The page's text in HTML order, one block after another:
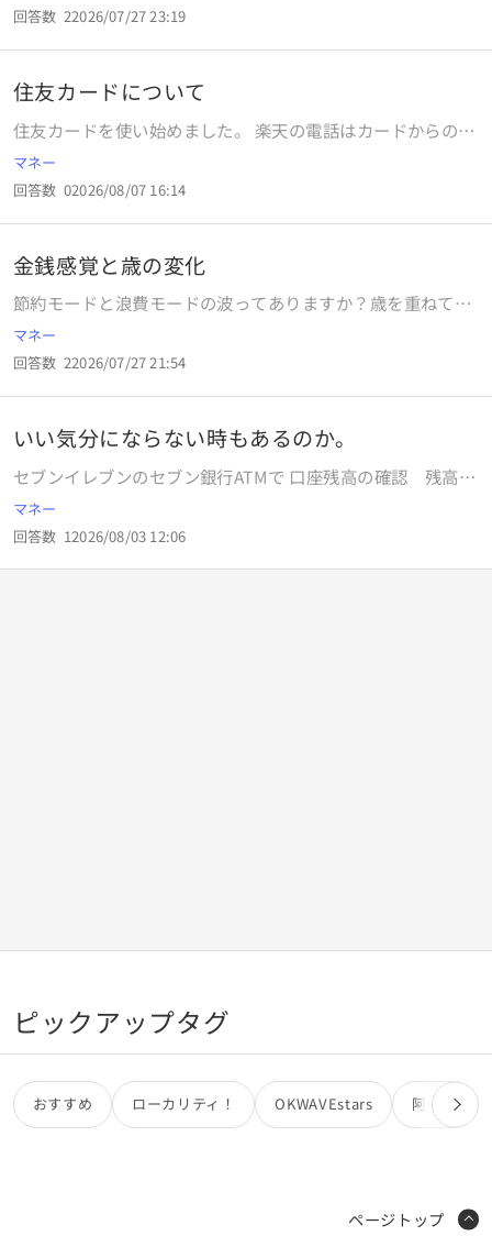
回答数 22026/07/27 23:19
住友カードについて
住友カードを使い始めました。 楽天の電話はカードからの引
き落としとの事。 そこで、住友カードは、年会費いくらで？
引き落とされるか？教えてください。引き落としの メールが
来ましたが中身がわからないので・・？
マネー
回答数 02026/08/07 16:14
金銭感覚と歳の変化
節約モードと浪費モードの波ってありますか？歳を重ねても
金銭感覚がだらしない人はいます（クレクレもされまし
た）。ある程度お金に余裕があって贅沢しても困ってない健
康的な人っていますか？倹約家と何が違うんだろうとは思い
ます。見栄っ張りで不潔な人よりかは、品性もあって羽振り
くバイトしなくても小遣いもらったり恵まれてたんですが反
省してます。バイトしたり家計簿入れてやりくりしてたり不
満持って割のいい夜職してたけど浪費で貯まらなかったりと
か。デートの価値観も変わってきて一緒に自炊したりを楽し
めるようにはなりました。見栄とか理想とかはなくなった
マネー
回答数 22026/07/27 21:54
いい気分にならない時もあるのか。
セブンイレブンのセブン銀行ATMで 口座残高の確認 残高照
会の利用だけをしたのですが、利用明細書などは出てきてな
いと思うのですが、利用明細書などは出てきますか？だとし
たら取り忘れてしまってるし、ATMの画面は 戻るボタン押し
て、キャッシュカードか通帳を入れてくださいの画面にした
マネー
回答数 12026/08/03 12:06
ピックアップタグ
おすすめ ローカリティ！ OKWAVEstars 阿部亮
ページトップ